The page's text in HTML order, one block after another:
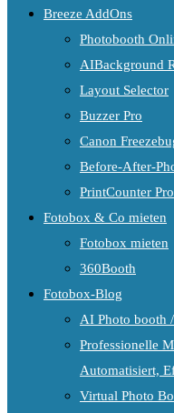
Breeze AddOns
Photobooth
AIBackground
Layout Selector
Buzzer Pro
Canon
Before-After-
PrintCounter Pro
Fotobox & Co mieten
Fotobox mieten
360Booth
Fotobox-Blog
AI Photo booth
Professionelle
Automatisiert,
Virtual Photo